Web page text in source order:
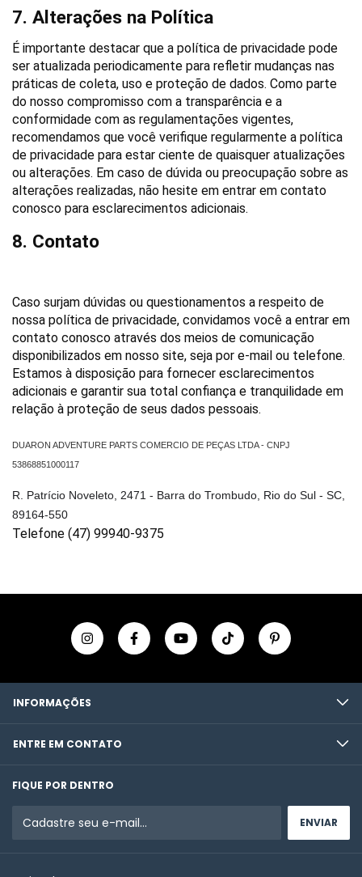
7. Alterações na Política
É importante destacar que a política de privacidade pode
ser atualizada periodicamente para refletir mudanças nas
práticas de coleta, uso e proteção de dados. Como parte
do nosso compromisso com a transparência e a
conformidade com as regulamentações vigentes,
recomendamos que você verifique regularmente a política
de privacidade para estar ciente de quaisquer atualizações
ou alterações. Em caso de dúvida ou preocupação sobre as
alterações realizadas, não hesite em entrar em contato
conosco para esclarecimentos adicionais.
8. Contato
Caso surjam dúvidas ou questionamentos a respeito de
nossa política de privacidade, convidamos você a entrar em
contato conosco através dos meios de comunicação
disponibilizados em nosso site, seja por e-mail ou telefone.
Estamos à disposição para fornecer esclarecimentos
adicionais e garantir sua total confiança e tranquilidade em
relação à proteção de seus dados pessoais.
DUARON ADVENTURE PARTS COMERCIO DE PEÇAS LTDA - CNPJ
53868851000117
R. Patrício Noveleto, 2471 - Barra do Trombudo, Rio do Sul - SC,
89164-550
Telefone (47) 99940-9375
INFORMAÇÕES
ENTRE EM CONTATO
FIQUE POR DENTRO